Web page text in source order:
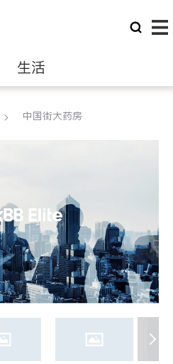
生活
律师
盈利组织
中国街大药房